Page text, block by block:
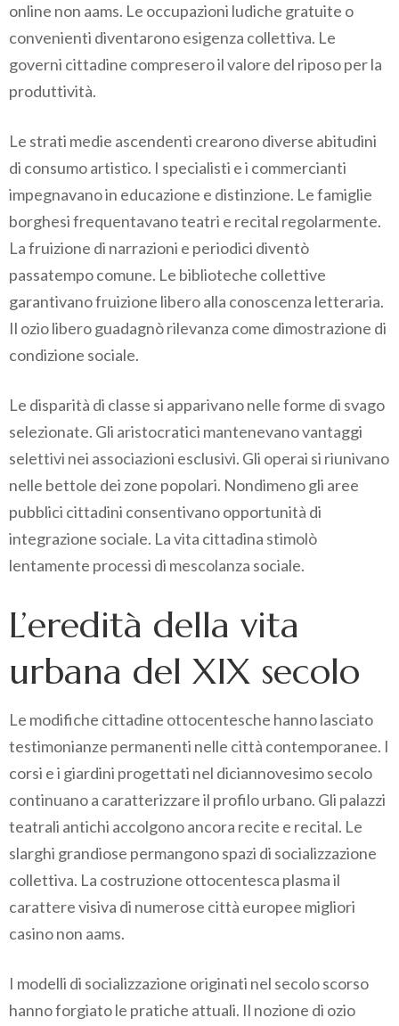
online non aams. Le occupazioni ludiche gratuite o
convenienti diventarono esigenza collettiva. Le
governi cittadine compresero il valore del riposo per la
produttività.
Le strati medie ascendenti crearono diverse abitudini
di consumo artistico. I specialisti e i commercianti
impegnavano in educazione e distinzione. Le famiglie
borghesi frequentavano teatri e recital regolarmente.
La fruizione di narrazioni e periodici diventò
passatempo comune. Le biblioteche collettive
garantivano fruizione libero alla conoscenza letteraria.
Il ozio libero guadagnò rilevanza come dimostrazione di
condizione sociale.
Le disparità di classe si apparivano nelle forme di svago
selezionate. Gli aristocratici mantenevano vantaggi
selettivi nei associazioni esclusivi. Gli operai si riunivano
nelle bettole dei zone popolari. Nondimeno gli aree
pubblici cittadini consentivano opportunità di
integrazione sociale. La vita cittadina stimolò
lentamente processi di mescolanza sociale.
L’eredità della vita
urbana del XIX secolo
Le modifiche cittadine ottocentesche hanno lasciato
testimonianze permanenti nelle città contemporanee. I
corsi e i giardini progettati nel diciannovesimo secolo
continuano a caratterizzare il profilo urbano. Gli palazzi
teatrali antichi accolgono ancora recite e recital. Le
slarghi grandiose permangono spazi di socializzazione
collettiva. La costruzione ottocentesca plasma il
carattere visiva di numerose città europee migliori
casino non aams.
I modelli di socializzazione originati nel secolo scorso
hanno forgiato le pratiche attuali. Il nozione di ozio